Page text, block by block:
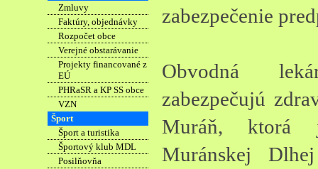
Zmluvy
Faktúry, objednávky
Rozpočet obce
Verejné obstarávanie
Projekty financované z
EÚ
PHRaSR a KP SS obce
VZN
Šport
Šport a turistika
Športový klub MDL
Posilňovňa
zabezpečenie
Obvodná
zabezpečujú
Muráň, ktorá
Muránskej